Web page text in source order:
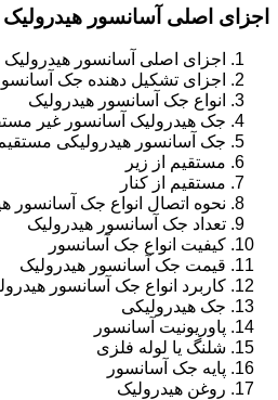
اجزای اصلی آسانسور هیدرولیک
اجزای اصلی آسانسور هیدرولیک
اجزای تشکیل دهنده جک
انواع جک آسانسور هیدرولیک
جک هیدرولیک آسانسور غیر
جک آسانسور هیدرولیکی
مستقیم از زیر
مستقیم از کنار
نحوه اتصال انواع جک آسانسور
تعداد جک آسانسور هیدرولیک
کیفیت انواع جک آسانسور
قیمت جک آسانسور هیدرولیک
کاربرد انواع جک آسانسور
جک هیدرولیکی
پاوریونیت آسانسور
شلنگ یا لوله فلزی
پایه جک آسانسور
روغن هیدرولیک